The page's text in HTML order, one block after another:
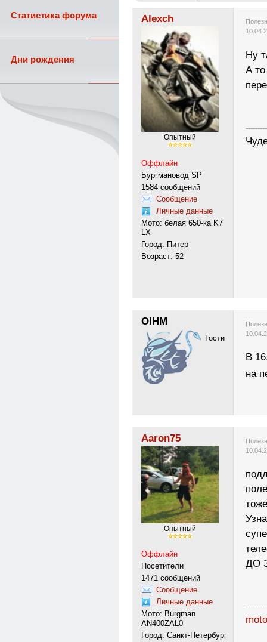
Alexch
Опытный
Оффлайн
Бургмановод SP
1584 сообщений
Сообщение
Личные данные
Мото: белая 650-ка K7
LX
Город: Питер
Возраст: 52
Ну
А
OlHM
Гости
В
на
Aaron75
Опытный
Оффлайн
Посетители
1471 сообщений
Сообщение
Личные данные
Мото: Burgman
AN400ZAL0
Город: Санкт-Петербург
ДО
Статистика форума
Дни рождения